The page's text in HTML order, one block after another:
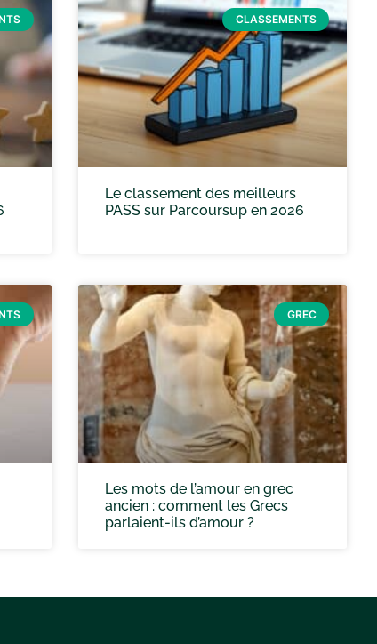
CLASSEMENTS
Le classement des meilleurs
PASS sur Parcoursup en 2026
GREC
Les mots de l’amour en grec
ancien : comment les Grecs
parlaient-ils d’amour ?